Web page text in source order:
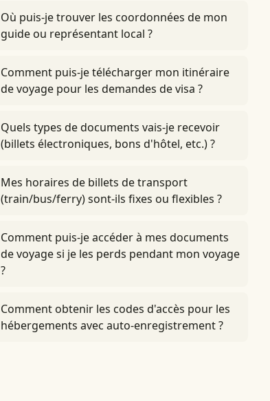
Où puis-je trouver les coordonnées de mon
guide ou représentant local ?
Comment puis-je télécharger mon itinéraire
de voyage pour les demandes de visa ?
Quels types de documents vais-je recevoir
(billets électroniques, bons d'hôtel, etc.) ?
Mes horaires de billets de transport
(train/bus/ferry) sont-ils fixes ou flexibles ?
Comment puis-je accéder à mes documents
de voyage si je les perds pendant mon voyage
?
Comment obtenir les codes d'accès pour les
hébergements avec auto-enregistrement ?